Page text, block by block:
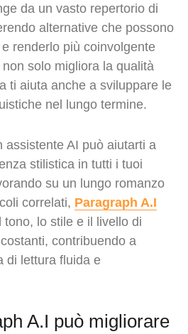
da un vasto repertorio di
alternative che possono
renderlo più coinvolgente
solo migliora la qualità
ti aiuta anche a sviluppare le
nel lungo termine.
assistente AI può aiutarti a
stilistica in tutti i tuoi
su un lungo romanzo
correlati, Paragraph A.I
lo stile e il livello di
contribuendo a
di lettura fluida e
A.I può migliorare